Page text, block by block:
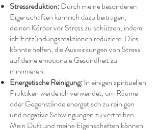
Stressreduktion:Durch meine besonderen
Eigenschaften kann ich dazu beitragen,
deinen Körper vor Stress zu schützen, indem
ich Entzündungsreaktionen reduziere. Dies
könnte helfen, die Auswirkungen von Stress
auf deine emotionale Gesundheit zu
minimieren.​
Energetische Reinigung:In einigen spirituellen
Praktiken werde ich verwendet, um Räume
oder Gegenstände energetisch zu reinigen
und negative Schwingungen zu vertreiben.
Mein Duft und meine Eigenschaften können